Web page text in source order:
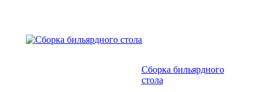
Сборка бильярдного
стола